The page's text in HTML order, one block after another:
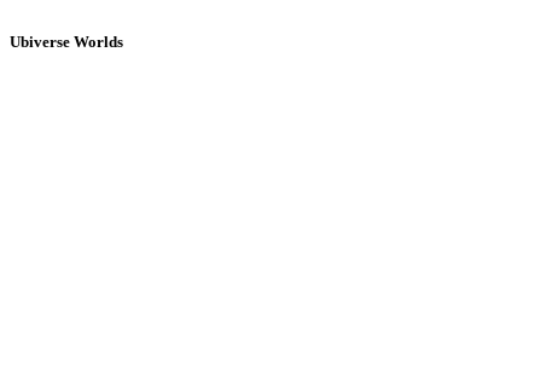
Ubiverse Worlds